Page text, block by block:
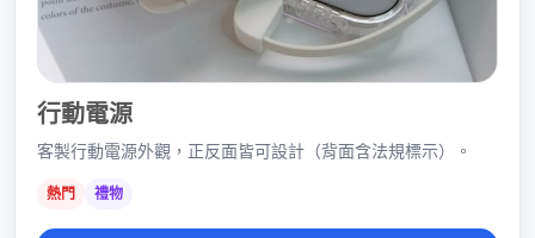
行動電源
客製行動電源外觀，正反面皆可設計（背面含法規標示）。
熱門 禮物